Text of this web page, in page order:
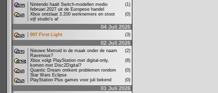
Nintendo haalt Switch-modellen medio
februari 2027 uit de Europese handel
(1)
Xbox ontslaat 3.200 werknemers en stoot
vijf studio's af
(0)
04 Juli 2026
007 First Light (3)
02 Juli 2026
Nieuwe Metroid in de maak onder de naam
Ravenous?
(2)
Xbox volgt PlayStation met digital-only,
komen met Disc2Digital?
(8)
Quantic Dream ontkent problemen rondom
Star Wars Eclipse
(0)
PlayStation Plus games voor juli bekend
(0)
01 Juli 2026